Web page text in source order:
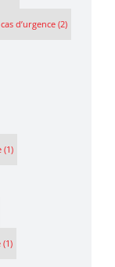
d’urgence (2)
(1)
(1)